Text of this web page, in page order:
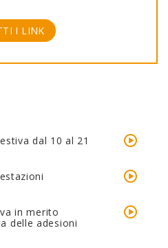
I LINK
dal 10 al 21
in merito
delle adesioni